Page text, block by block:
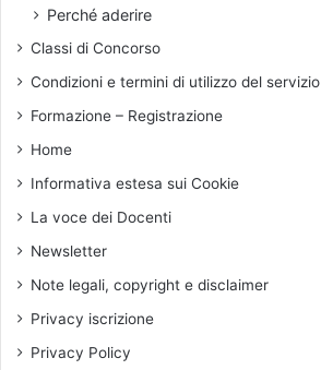
Perché aderire
Classi di Concorso
Condizioni e termini di utilizzo del servizio
Formazione – Registrazione
Home
Informativa estesa sui Cookie
La voce dei Docenti
Newsletter
Note legali, copyright e disclaimer
Privacy iscrizione
Privacy Policy